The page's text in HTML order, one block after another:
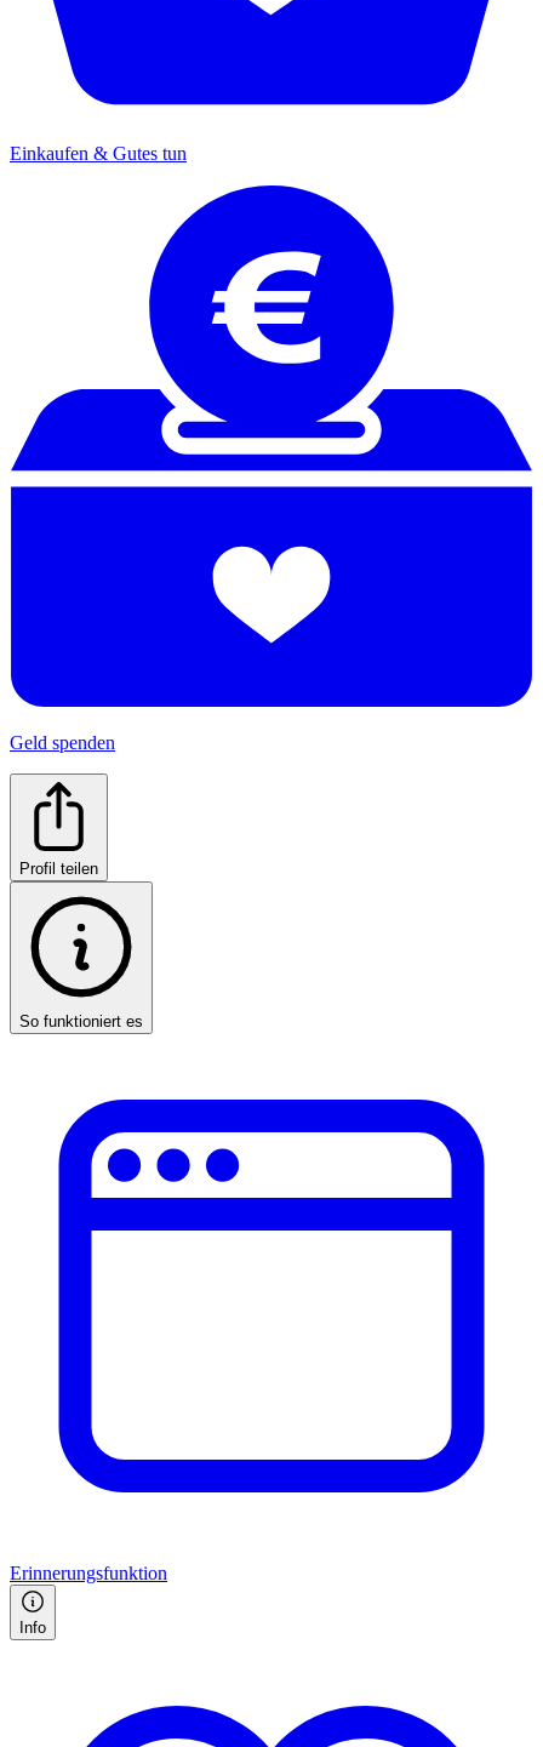
Einkaufen & Gutes tun
Geld spenden
Profil teilen
So funktioniert es
Erinnerungsfunktion
Info